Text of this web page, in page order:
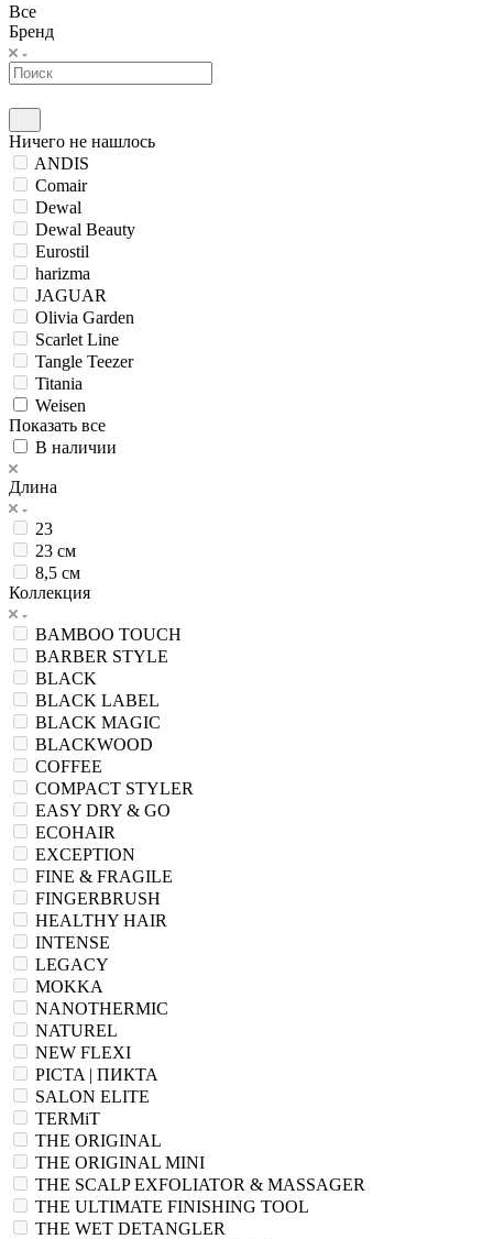
Все
Бренд
Ничего не нашлось
ANDIS
Comair
Dewal
Dewal Beauty
Eurostil
harizma
JAGUAR
Olivia Garden
Scarlet Line
Tangle Teezer
Titania
Weisen
Показать все
В наличии
Длина
23
23 см
8,5 см
Коллекция
BAMBOO TOUCH
BARBER STYLE
BLACK
BLACK LABEL
BLACK MAGIC
BLACKWOOD
COFFEE
COMPACT STYLER
EASY DRY & GO
ECOHAIR
EXCEPTION
FINE & FRAGILE
FINGERBRUSH
HEALTHY HAIR
INTENSE
LEGACY
MOKKA
NANOTHERMIC
NATUREL
NEW FLEXI
PICTA | ПИКТА
SALON ELITE
TERMiT
THE ORIGINAL
THE ORIGINAL MINI
THE SCALP EXFOLIATOR & MASSAGER
THE ULTIMATE FINISHING TOOL
THE WET DETANGLER